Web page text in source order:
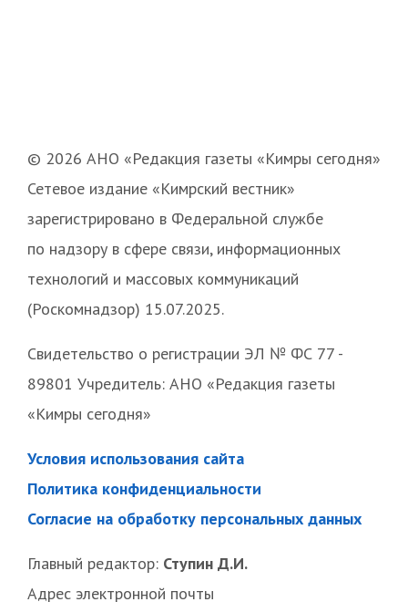
© 2026 АНО «Редакция газеты «Кимры сегодня»
Сетевое издание «Кимрский вестник»
зарегистрировано в Федеральной службе
по надзору в сфере связи, информационных
технологий и массовых коммуникаций
(Роскомнадзор) 15.07.2025.
Свидетельство о регистрации ЭЛ № ФС 77 -
89801 Учредитель: АНО «Редакция газеты
«Кимры сегодня»
Условия использования сайта
Политика конфиденциальности
Согласие на обработку персональных данных
Главный редактор: Ступин Д.И.
Адрес электронной почты